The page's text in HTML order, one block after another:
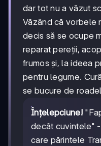
dar tot nu a văzut
Văzând că vorbele
decis să se ocupe
reparat pereții,
frumos și, la ideea
pentru legume.
se bucure de
Înțelepciune!
decât cuvintele"
care părintele